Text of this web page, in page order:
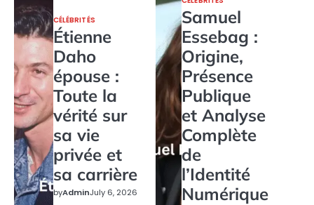
CÉLÉBRITÉS
Étienne
Daho
épouse :
Toute la
vérité sur
sa vie
privée et
sa carrière
byAdminJuly 6, 2026
Samuel
Essebag :
Origine,
Présence
Publique
et Analyse
Complète
de
l’Identité
Numérique